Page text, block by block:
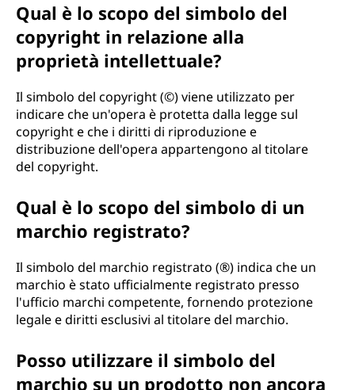
Qual è lo scopo del simbolo del
copyright in relazione alla
proprietà intellettuale?
Il simbolo del copyright (©) viene utilizzato per
indicare che un'opera è protetta dalla legge sul
copyright e che i diritti di riproduzione e
distribuzione dell'opera appartengono al titolare
del copyright.
Qual è lo scopo del simbolo di un
marchio registrato?
Il simbolo del marchio registrato (®) indica che un
marchio è stato ufficialmente registrato presso
l'ufficio marchi competente, fornendo protezione
legale e diritti esclusivi al titolare del marchio.
Posso utilizzare il simbolo del
marchio su un prodotto non ancora